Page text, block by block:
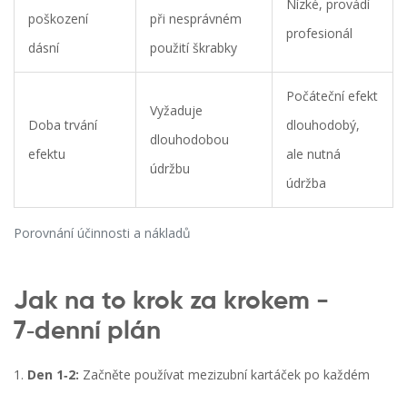
Porovnání účinnosti a nákladů
poškození
dásní
při nesprávném
použití škrabky
Nízké, provádí
profesionál
Doba trvání
efektu
Vyžaduje
dlouhodobou
údržbu
Počáteční efekt
dlouhodobý,
ale nutná
údržba
Jak na to krok za krokem -
7‑denní plán
Den 1‑2: Začněte používat mezizubní kartáček po každém